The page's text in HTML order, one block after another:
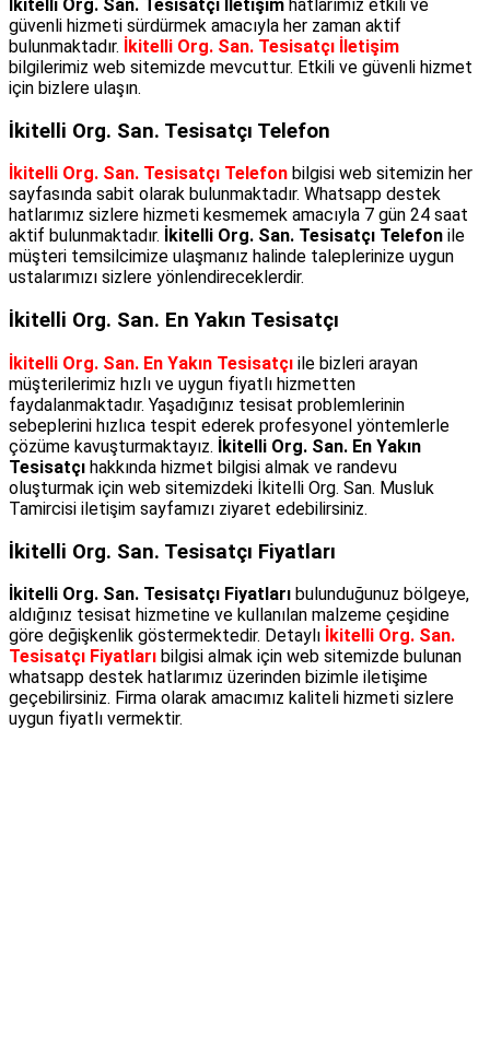
İkitelli Org. San. Tesisatçı İletişim hatlarımız etkili ve
güvenli hizmeti sürdürmek amacıyla her zaman aktif
bulunmaktadır. İkitelli Org. San. Tesisatçı İletişim
bilgilerimiz web sitemizde mevcuttur. Etkili ve güvenli hizmet
için bizlere ulaşın.
İkitelli Org. San. Tesisatçı Telefon
İkitelli Org. San. Tesisatçı Telefon bilgisi web sitemizin her
sayfasında sabit olarak bulunmaktadır. Whatsapp destek
hatlarımız sizlere hizmeti kesmemek amacıyla 7 gün 24 saat
aktif bulunmaktadır.
İkitelli Org. San. Tesisatçı Telefon ile
müşteri temsilcimize ulaşmanız halinde taleplerinize uygun
ustalarımızı sizlere yönlendireceklerdir.
İkitelli Org. San. En Yakın Tesisatçı
İkitelli Org. San. En Yakın Tesisatçı ile bizleri arayan
müşterilerimiz hızlı ve uygun fiyatlı hizmetten
faydalanmaktadır. Yaşadığınız tesisat problemlerinin
sebeplerini hızlıca tespit ederek profesyonel yöntemlerle
çözüme kavuşturmaktayız. İkitelli Org. San. En Yakın
Tesisatçı hakkında hizmet bilgisi almak ve randevu
oluşturmak için web sitemizdeki İkitelli Org. San. Musluk
Tamircisi iletişim sayfamızı ziyaret edebilirsiniz.
İkitelli Org. San. Tesisatçı Fiyatları
İkitelli Org. San. Tesisatçı Fiyatları bulunduğunuz bölgeye,
aldığınız tesisat hizmetine ve kullanılan malzeme çeşidine
göre değişkenlik göstermektedir. Detaylı İkitelli Org. San.
Tesisatçı Fiyatları bilgisi almak için web sitemizde bulunan
whatsapp destek hatlarımız üzerinden bizimle iletişime
geçebilirsiniz. Firma olarak amacımız kaliteli hizmeti sizlere
uygun fiyatlı vermektir.